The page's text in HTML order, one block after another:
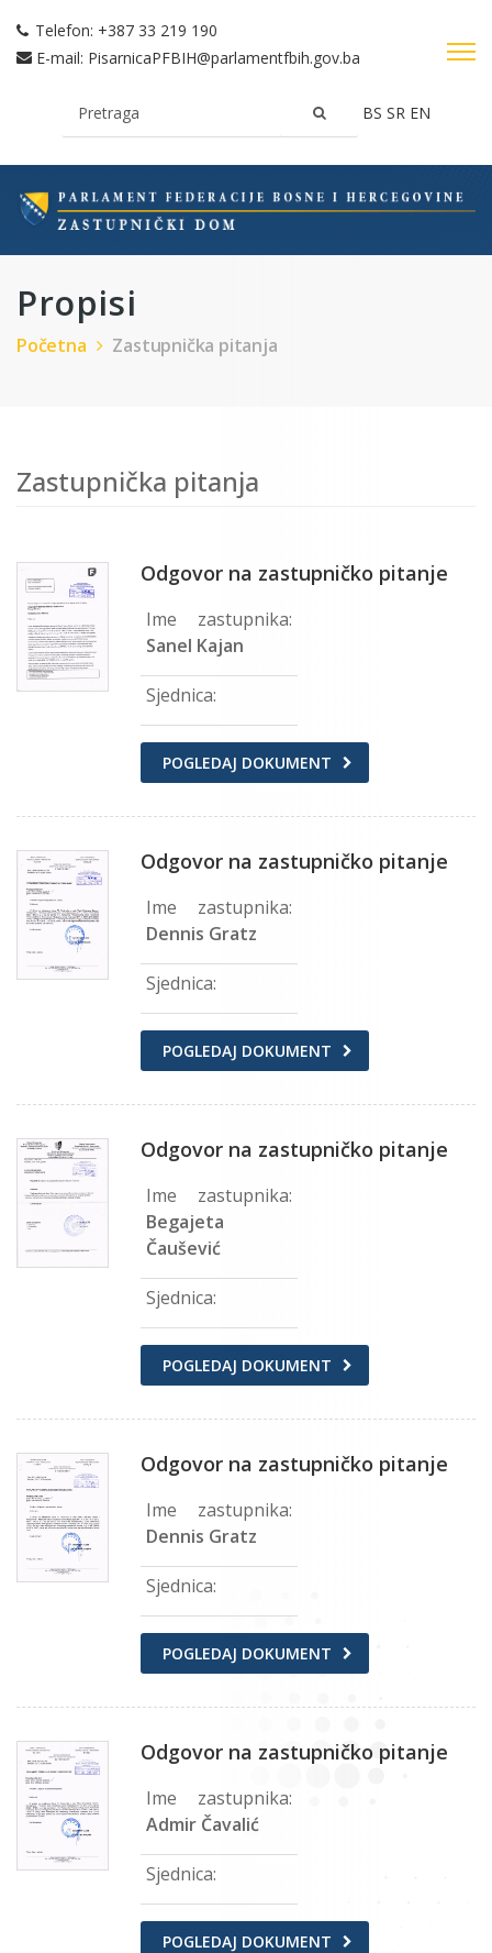
Telefon: +387 33 219 190
E-mail: PisarnicaPFBIH@parlamentfbih.gov.ba
BS SR EN
Propisi
Početna Zastupnička pitanja
Zastupnička pitanja
Odgovor na zastupničko pitanje
Ime zastupnika:
Sanel Kajan
Sjednica:
POGLEDAJ DOKUMENT
Odgovor na zastupničko pitanje
Ime zastupnika:
Dennis Gratz
Sjednica:
POGLEDAJ DOKUMENT
Odgovor na zastupničko pitanje
Ime zastupnika:
Begajeta
Čaušević
Sjednica:
POGLEDAJ DOKUMENT
Odgovor na zastupničko pitanje
Ime zastupnika:
Dennis Gratz
Sjednica:
POGLEDAJ DOKUMENT
Odgovor na zastupničko pitanje
Ime zastupnika:
Admir Čavalić
Sjednica:
POGLEDAJ DOKUMENT